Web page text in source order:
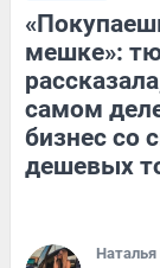
мешке»:
самом
бизнес со
дешевых